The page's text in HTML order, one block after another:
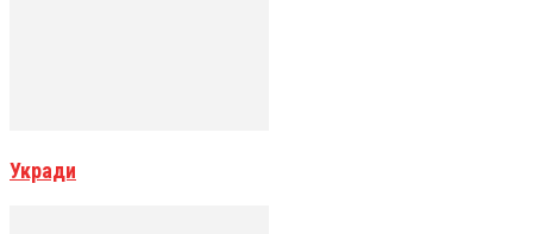
Укради